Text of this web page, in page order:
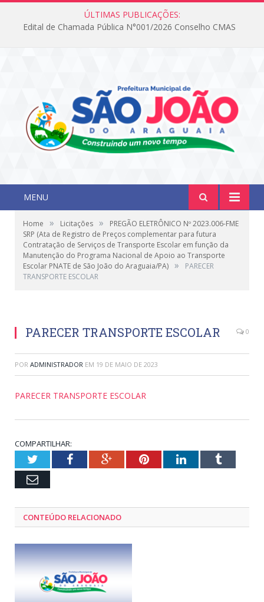
ÚLTIMAS PUBLICAÇÕES:
Edital de Chamada Pública N°001/2026 Conselho CMAS
MENU
Home » Licitações »
PREGÃO ELETRÔNICO Nº 2023.006-FME
SRP (Ata de Registro de Preços complementar para futura
Contratação de Serviços de Transporte Escolar em função da
Manutenção do Programa Nacional de Apoio ao Transporte
Escolar PNATE de São João do Araguaia/PA) »
PARECER
TRANSPORTE ESCOLAR
PARECER TRANSPORTE ESCOLAR 0
POR ADMINISTRADOR EM 19 DE MAIO DE 2023
PARECER TRANSPORTE ESCOLAR
COMPARTILHAR:
TwitterFacebookGoogle+PinterestLinkedInTumblr
Email
CONTEÚDO RELACIONADO